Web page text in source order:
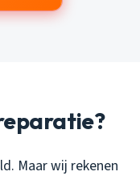
Maar wij rekenen